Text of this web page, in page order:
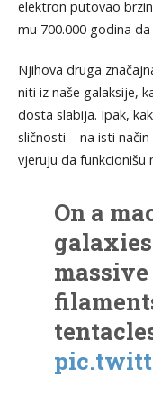
elektron putovao
mu 700.000 godina
Njihova druga
niti iz naše galaksije,
dosta slabija. Ipak,
sličnosti – na isti
vjeruju da funkcionišu
On a